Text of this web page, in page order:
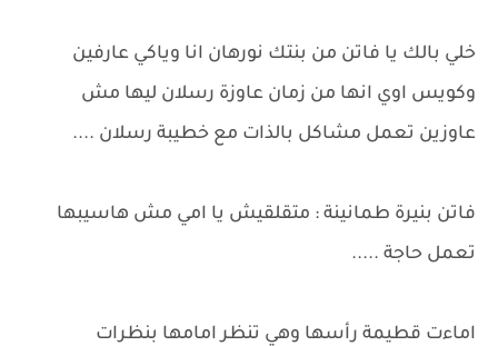
خلي بالك يا فاتن من بنتك نورهان انا وياكي عارفين
وكويس اوي انها من زمان عاوزة رسلان ليها مش
عاوزين تعمل مشاكل بالذات مع خطيبة رسلان ....
فاتن بنيرة طمانينة : متقلقيش يا امي مش هاسيبها
تعمل حاجة .....
اماءت قطيمة رأسها وهي تنظر امامها بنظرات